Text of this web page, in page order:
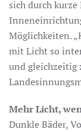
sich durch
Möglichkeiten.
mit Licht so
und gleichzeitig
Mehr Licht,
Dunkle Bäder,